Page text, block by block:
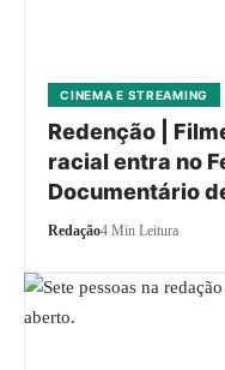
CINEMA E STREAMING
Redenção |
racial entra no
Documentário
Redação4 Min Leitura